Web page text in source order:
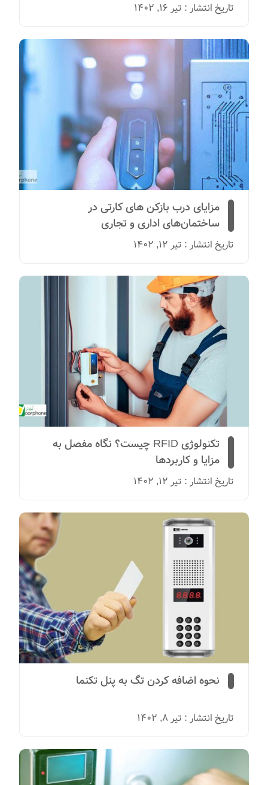
تاریخ انتشار : تیر 16, 1402
مزایای درب بازکن های کارتی در
ساختمان‌های اداری و تجاری
تاریخ انتشار : تیر 12, 1402
تکنولوژی RFID چیست؟ نگاه مفصل به
مزایا و کاربردها
تاریخ انتشار : تیر 12, 1402
نحوه اضافه کردن تگ به پنل تکنما
تاریخ انتشار : تیر 8, 1402